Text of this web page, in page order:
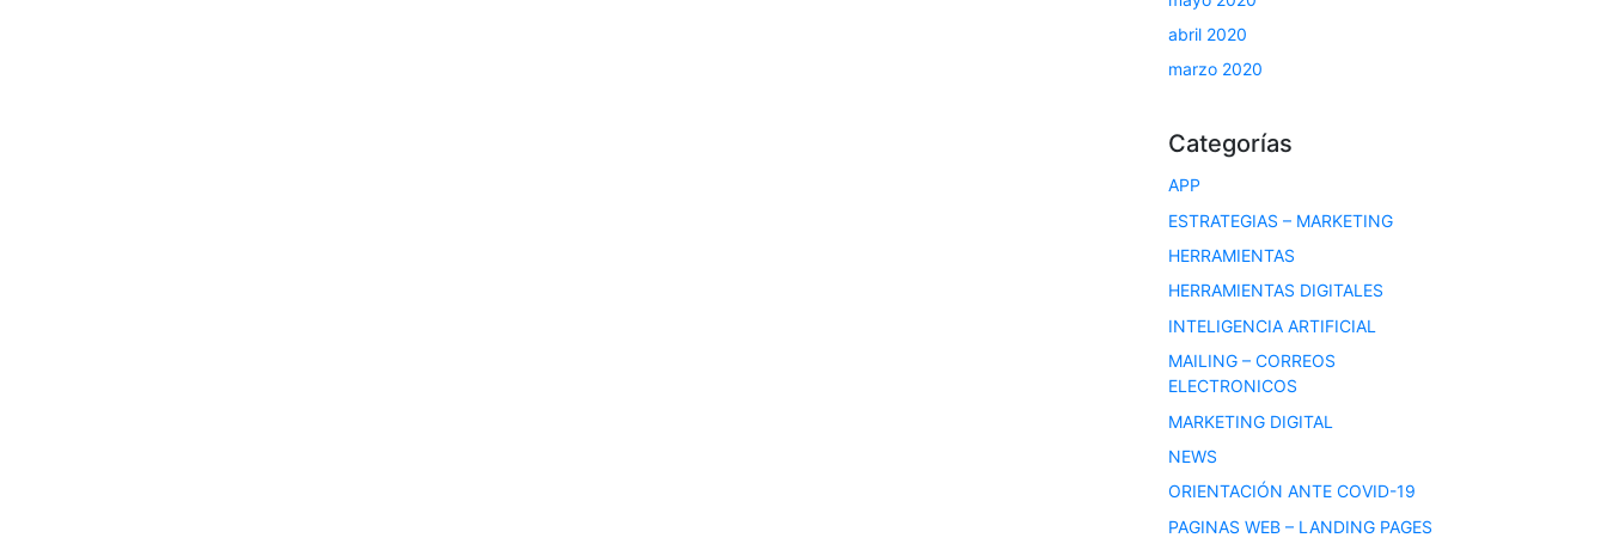
abril 2020
marzo 2020
Categorías
APP
ESTRATEGIAS – MARKETING
HERRAMIENTAS
HERRAMIENTAS DIGITALES
INTELIGENCIA ARTIFICIAL
MAILING – CORREOS
ELECTRONICOS
MARKETING DIGITAL
NEWS
ORIENTACIÓN ANTE COVID-19
PAGINAS WEB – LANDING PAGES